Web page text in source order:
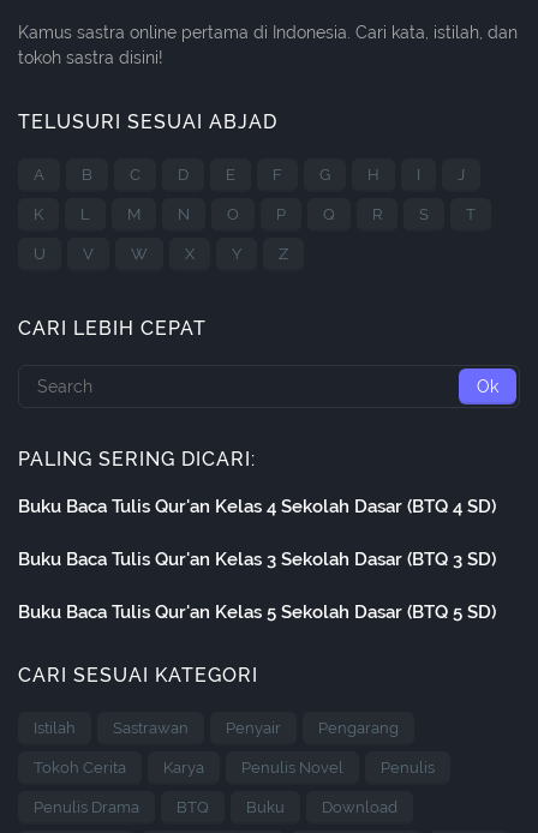
Kamus sastra online pertama di Indonesia. Cari kata, istilah, dan
tokoh sastra disini!
TELUSURI SESUAI ABJAD
A B C D E F G H I J
K L M N O P Q R S T
U V W X Y Z
CARI LEBIH CEPAT
PALING SERING DICARI:
Buku Baca Tulis Qur'an Kelas 4 Sekolah Dasar (BTQ 4 SD)
Buku Baca Tulis Qur'an Kelas 3 Sekolah Dasar (BTQ 3 SD)
Buku Baca Tulis Qur'an Kelas 5 Sekolah Dasar (BTQ 5 SD)
CARI SESUAI KATEGORI
Istilah Sastrawan Penyair Pengarang
Tokoh Cerita Karya Penulis Novel Penulis
Penulis Drama BTQ Buku Download